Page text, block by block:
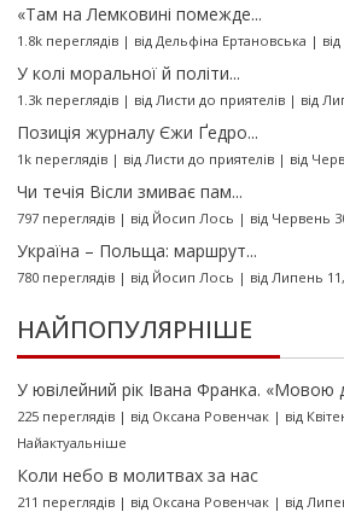
«Там на Лемковині помежде...
1.8k переглядів| від Дельфіна Ертановська |
У колі моральної й політи...
1.3k переглядів| від Листи до приятелів| від
Позиція журналу Єжи Ґедро...
1k переглядів| від Листи до приятелів| від
Чи течія Вісли змиває пам...
797 переглядів| від Йосип Лось | від Червень
Україна – Польща: маршрут...
780 переглядів| від Йосип Лось | від Липень
НАЙПОПУЛЯРНІШЕ
У ювілейний рік Івана Франка. «Мовою
225 переглядів| від Оксана Ровенчак| від
Найактуальніше
Коли небо в молитвах за нас
211 переглядів| від Оксана Ровенчак| від